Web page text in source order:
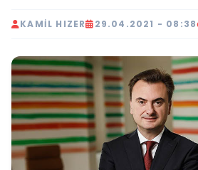
KAMIL HIZER 29.04.2021 - 08:38